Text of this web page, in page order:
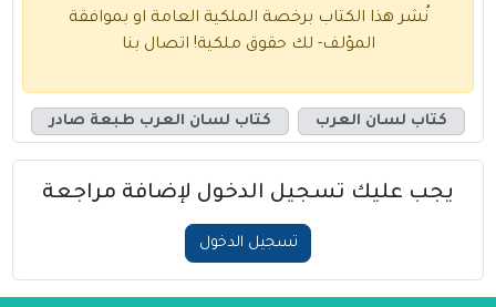
نُشر هذا الكتاب برخصة الملكية العامة او بموافقة
المؤلف- لك حقوق ملكية! اتصال بنا
كتاب لسان العرب كتاب لسان العرب طبعة صادر
يجب عليك تسجيل الدخول لإضافة مراجعة
تسجيل الدخول